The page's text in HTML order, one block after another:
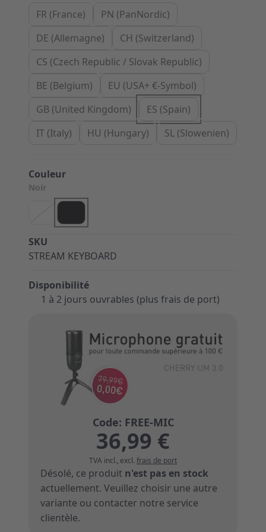
SKU
STREAM KEYBOARD
Disponibilité
1 à 2 jours ouvrables (plus frais de port)
FR (France)
PN (PanNordic)
DE (Allemagne)
CH (Switzerland)
CS (Czech Republic / Slovak Republic)
BE (Belgium)
EU (USA+ €-Symbol)
GB (United Kingdom)
ES (Spain)
IT (Italy)
HU (Hungary) SL (Slowenien)
Couleur
Noir
36,99 €
TVA incl., excl. frais de port
Désolé, ce produit n'est pas en stock
actuellement. Veuillez choisir une autre
variante ou contacter notre service
clientèle.